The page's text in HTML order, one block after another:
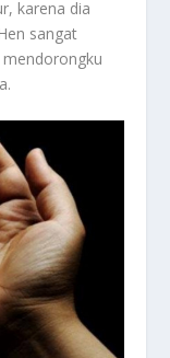
karena dia
sangat